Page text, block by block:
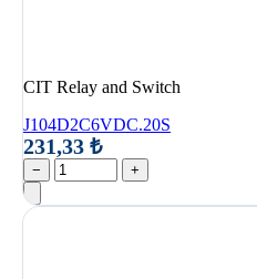
CIT Relay and Switch
J104D2C6VDC.20S
231,33 ₺
− +